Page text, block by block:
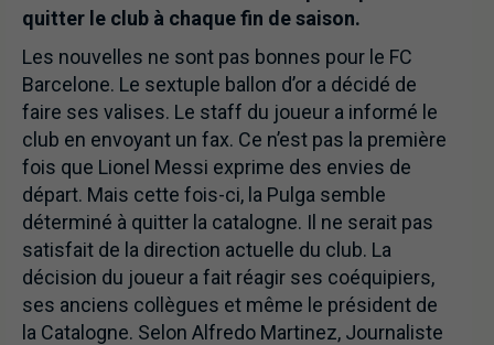
quitter le club à chaque fin de saison.
Les nouvelles ne sont pas bonnes pour le FC
Barcelone. Le sextuple ballon d’or a décidé de
faire ses valises. Le staff du joueur a informé le
club en envoyant un fax. Ce n’est pas la première
fois que Lionel Messi exprime des envies de
départ. Mais cette fois-ci, la Pulga semble
déterminé à quitter la catalogne. Il ne serait pas
satisfait de la direction actuelle du club. La
décision du joueur a fait réagir ses coéquipiers,
ses anciens collègues et même le président de
la Catalogne. Selon Alfredo Martinez, Journaliste